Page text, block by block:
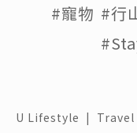
#寵物 #行
U Lifestyle | Travel